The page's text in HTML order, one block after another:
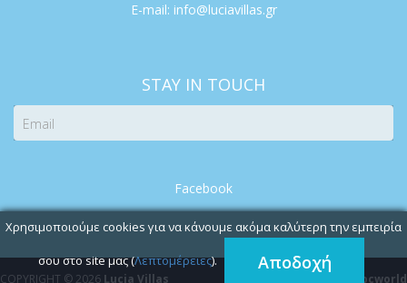
Χρησιμοποιούμε cookies για να κάνουμε ακόμα καλύτερη την εμπειρία
σου στο site μας (Λεπτομέρειες). Αποδοχή
E-mail: info@luciavillas.gr
STAY IN TOUCH
Facebook
COPYRIGHT © 2026 Lucia Villas pcworld